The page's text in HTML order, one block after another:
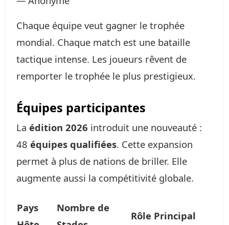
Chaque équipe veut gagner le trophée
mondial. Chaque match est une bataille
tactique intense. Les joueurs rêvent de
remporter le trophée le plus prestigieux.
Équipes participantes
La édition 2026 introduit une nouveauté :
48 équipes qualifiées. Cette expansion
permet à plus de nations de briller. Elle
augmente aussi la compétitivité globale.
Pays
Nombre de
Rôle Principal